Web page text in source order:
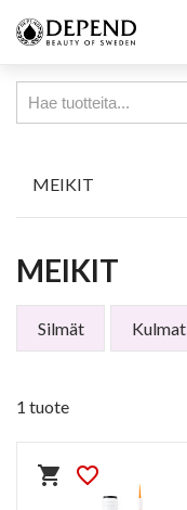
MEIKIT
MEIKIT
Silmät Kulmat
1 tuote
shopping_cart favorite_border